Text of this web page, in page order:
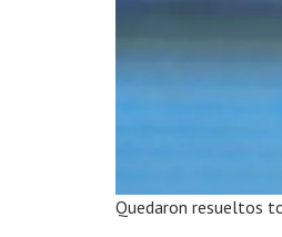
Quedaron resueltos